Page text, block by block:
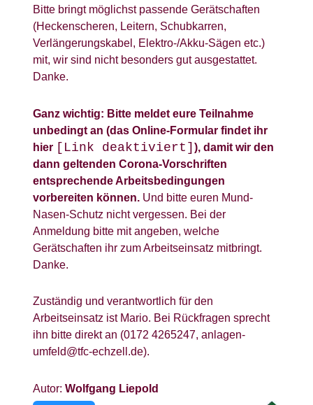
Bitte bringt möglichst passende Gerätschaften
(Heckenscheren, Leitern, Schubkarren,
Verlängerungskabel, Elektro-/Akku-Sägen etc.)
mit, wir sind nicht besonders gut ausgestattet.
Danke.
Ganz wichtig: Bitte meldet eure Teilnahme
unbedingt an (das Online-Formular findet ihr
hier [Link deaktiviert] ), damit wir den
dann geltenden Corona-Vorschriften
entsprechende Arbeitsbedingungen
vorbereiten können.Und bitte euren Mund-
Nasen-Schutz nicht vergessen. Bei der
Anmeldung bitte mit angeben, welche
Gerätschaften ihr zum Arbeitseinsatz mitbringt.
Danke.
Zuständig und verantwortlich für den
Arbeitseinsatz ist Mario. Bei Rückfragen sprecht
ihn bitte direkt an (0172 4265247, anlagen-
umfeld@tfc-echzell.de).
Autor: Wolfgang Liepold